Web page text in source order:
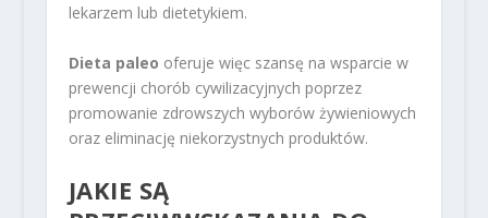
lekarzem lub dietetykiem.
Dieta paleo oferuje więc szansę na wsparcie w
prewencji chorób cywilizacyjnych poprzez
promowanie zdrowszych wyborów żywieniowych
oraz eliminację niekorzystnych produktów.
JAKIE SĄ